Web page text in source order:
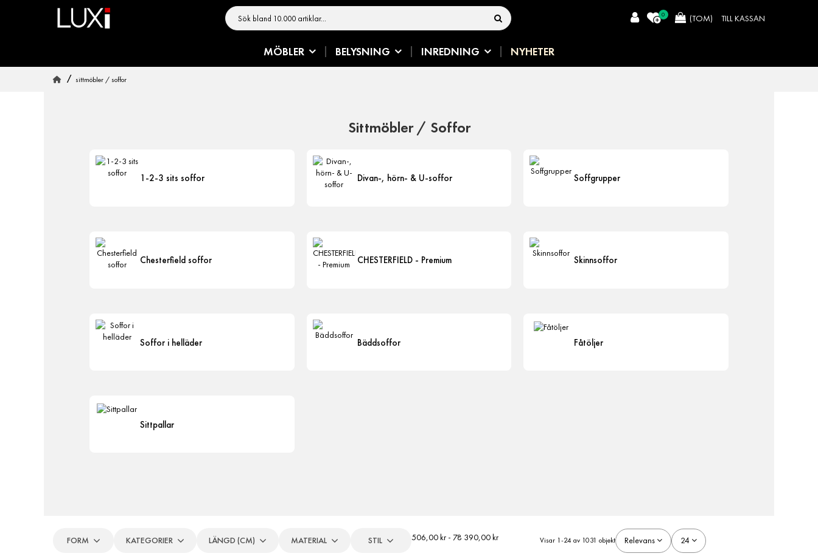
0 (TOM) TILL KASSAN
MÖBLER BELYSNING INREDNING NYHETER
sittmöbler / soffor
Sittmöbler / Soffor
1-2-3 sits soffor Divan-, hörn- & U-soffor Soffgrupper
Chesterfield soffor CHESTERFIELD - Premium Skinnsoffor
Soffor i helläder Bäddsoffor Fåtöljer
Sittpallar
FORM KATEGORIER LÄNGD (CM) MATERIAL STIL 506,00 kr - 78 390,00 kr Visar 1-24 av 1031 objekt Relevans 24